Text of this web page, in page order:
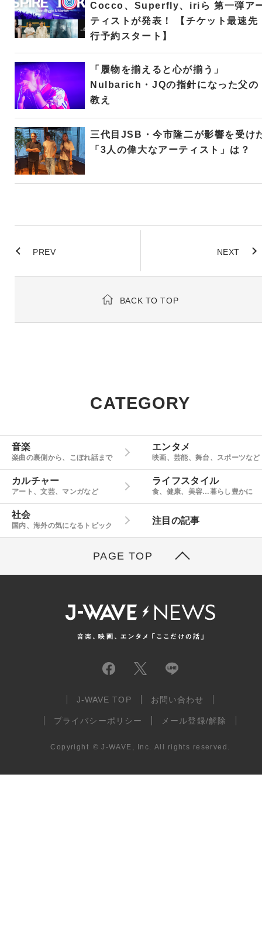
Cocco、Superfly、iriら 第一弾ア
ティストが発表！ 【チケット最速先
行予約スタート】
「履物を揃えると心が揃う」
Nulbarich・JQの指針になった父の
教え
三代目JSB・今市隆二が影響を受け
「3人の偉大なアーティスト」は？
PREV NEXT
BACK TO TOP
CATEGORY
音楽
楽曲の裏側から、こぼれ話まで
エンタメ
映画、芸能、舞台、スポーツなど
カルチャー
アート、文芸、マンガなど
ライフスタイル
食、健康、美容…暮らし豊かに
社会
国内、海外の気になるトピック
注目の記事
PAGE TOP
J-WAVE TOP お問い合わせ
プライバシーポリシー メール登録/解除
Copyright © J-WAVE, Inc. All rights reserved.